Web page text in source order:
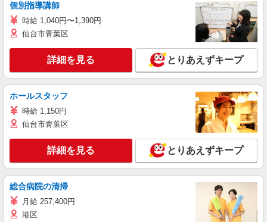
個別指導講師
時給 1,040円〜1,390円
仙台市青葉区
詳細を見る とりあえずキープ
ホールスタッフ
時給 1,150円
仙台市青葉区
詳細を見る とりあえずキープ
総合病院の清掃
月給 257,400円
港区